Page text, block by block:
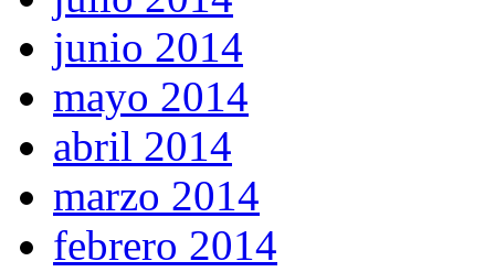
junio 2014
mayo 2014
abril 2014
marzo 2014
febrero 2014